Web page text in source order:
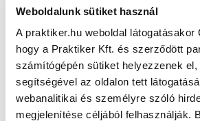
Weboldalunk sütiket használ
A praktiker.hu weboldal látogatásakor
hogy a Praktiker Kft. és szerződött
számítógépén sütiket helyezzenek el,
segítségével az oldalon tett
webanalitikai és személyre szóló
megjelenítése céljából felhasználják.
Oldal újratöltése